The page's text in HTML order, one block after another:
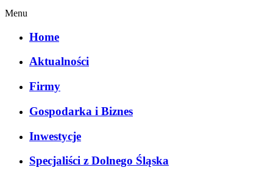
Menu
Home
Aktualności
Firmy
Gospodarka i Biznes
Inwestycje
Specjaliści z Dolnego Śląska